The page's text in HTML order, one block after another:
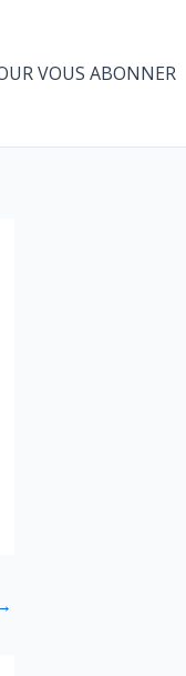
VOUS ABONNER